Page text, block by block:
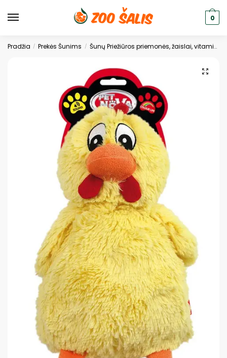
0
Pradžia / Prekės Šunims / Šunų Priežiūros priemonės, žaislai, vitaminai